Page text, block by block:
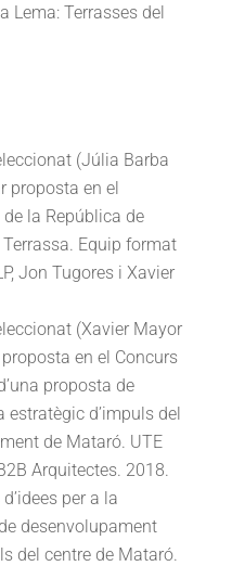
Lema: Terrasses del
(Júlia Barba
proposta en el
la República de
Equip format
Jon Tugores i Xavier
(Xavier Mayor
en el Concurs
proposta de
estratègic d’impuls del
de Mataró. UTE
Arquitectes. 2018.
per a la
desenvolupament
del centre de Mataró.